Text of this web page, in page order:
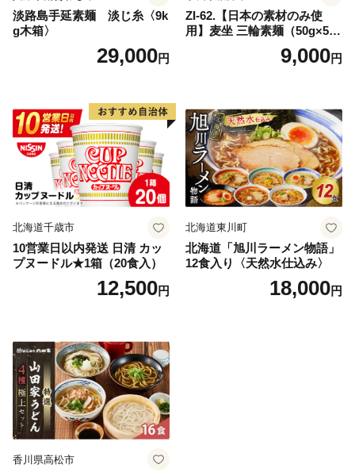
淡路島手延素麺 淡じ糸〈9k
g木箱〉
29,000円
ZI-62.【日本の素材のみ使
用】麦坐 三輪素麺（50g×5束
9,000円
北海道千歳市
10営業日以内発送 日清 カッ
プヌードル★1箱（20食入）
12,500円
北海道東川町
北海道「旭川ラーメン物語」
12食入り〈天然水仕込み〉
18,000円
香川県高松市